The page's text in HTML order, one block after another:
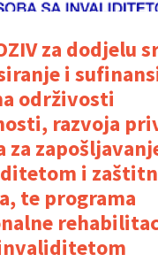
za dodjelu
i
održivosti
razvoja
za
i
te programa